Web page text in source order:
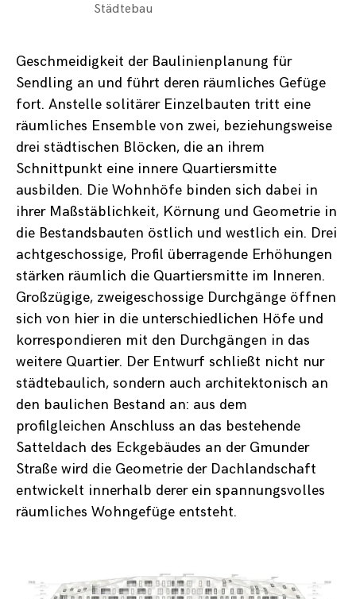
Städtebau
Geschmeidigkeit der Baulinienplanung für
Sendling an und führt deren räumliches Gefüge
fort. Anstelle solitärer Einzelbauten tritt eine
räumliches Ensemble von zwei, beziehungsweise
drei städtischen Blöcken, die an ihrem
Schnittpunkt eine innere Quartiersmitte
ausbilden. Die Wohnhöfe binden sich dabei in
ihrer Maßstäblichkeit, Körnung und Geometrie in
die Bestandsbauten östlich und westlich ein. Drei
achtgeschossige, Profil überragende Erhöhungen
stärken räumlich die Quartiersmitte im Inneren.
Großzügige, zweigeschossige Durchgänge öffnen
sich von hier in die unterschiedlichen Höfe und
korrespondieren mit den Durchgängen in das
weitere Quartier. Der Entwurf schließt nicht nur
städtebaulich, sondern auch architektonisch an
den baulichen Bestand an: aus dem
profilgleichen Anschluss an das bestehende
Satteldach des Eckgebäudes an der Gmunder
Straße wird die Geometrie der Dachlandschaft
entwickelt innerhalb derer ein spannungsvolles
räumliches Wohngefüge entsteht.